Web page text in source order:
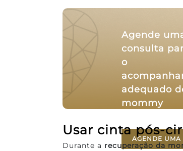
Agende
consulta
o
adequado
mommy
AGENDE UMA
Usar cinta pós-
Durante a recuperação da